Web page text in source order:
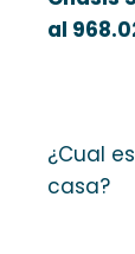
al
¿Cual
casa?